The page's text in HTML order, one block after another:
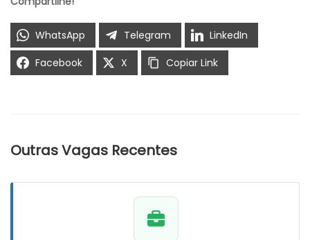
WhatsApp Telegram
LinkedIn
Facebook
X Copiar Link
Outras Vagas Recentes